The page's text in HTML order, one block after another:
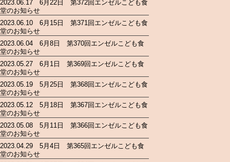
2023.06.17 6月22日 第372回エンゼルこども食
堂のお知らせ
2023.06.10 6月15日 第371回エンゼルこども食
堂のお知らせ
2023.06.04 6月8日 第370回エンゼルこども食
堂のお知らせ
2023.05.27 6月1日 第369回エンゼルこども食
堂のお知らせ
2023.05.19 5月25日 第368回エンゼルこども食
堂のお知らせ
2023.05.12 5月18日 第367回エンゼルこども食
堂のお知らせ
2023.05.08 5月11日 第366回エンゼルこども食
堂のお知らせ
2023.04.29 5月4日 第365回エンゼルこども食
堂のお知らせ